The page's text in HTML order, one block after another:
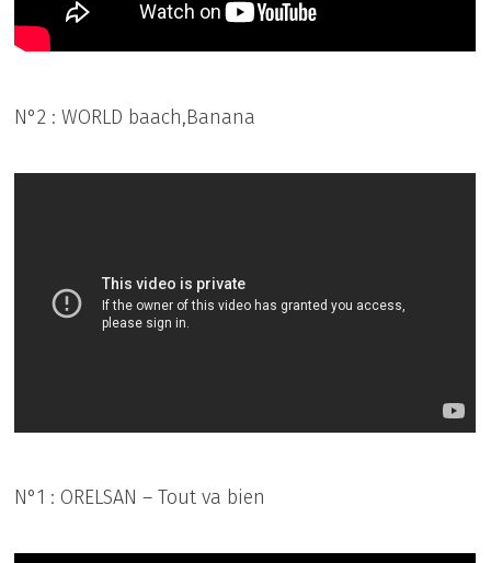
N°2 : WORLD baach,Banana
N°1 : ORELSAN – Tout va bien